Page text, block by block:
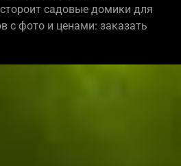
садовые домики для
с фото и ценами: заказать